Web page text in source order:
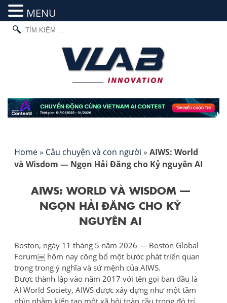
Skip
TÌM
KIẾM
Home » Câu chuyện và con người » AIWS: World
và Wisdom — Ngọn Hải Đăng cho Kỷ nguyên AI
AIWS: WORLD VÀ WISDOM —
NGỌN HẢI ĐĂNG CHO KỶ
NGUYÊN AI
Boston, ngày 11 tháng 5 năm 2026 — Boston Global
Forum￼ hôm nay công bố một bước phát triển quan
trọng trong ý nghĩa và sứ mệnh của AIWS.
Được thành lập vào năm 2017 với tên gọi ban đầu là
AI World Society, AIWS được xây dựng như một tầm
MENU